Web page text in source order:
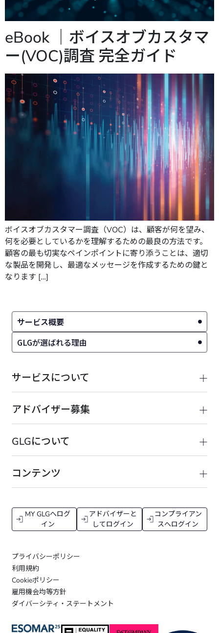
eBook ｜ボイスオブカスタマ
ー(VOC)調査 完全ガイド
ボイスオブカスタマー調査（VOC）は、顧客が何を望み、
何を必要としているかを理解するための最良の方法です。
顧客の最も切実なペインポイントに寄り添うことは、適切
な製品を開発し、最適なメッセージを作成するための鍵と
なります […]
サービス概要
GLGが選ばれる理由
サービスについて
アドバイザー募集
GLGについて
コンテンツ
MY GLGへログ
イン
アドバイザーと
してログイン
コンプライアン
スへログイン
プライバシーポリシー
利用規約
Cookieポリシー
雇用機会均等方針
ダイバーシティ・ステートメント